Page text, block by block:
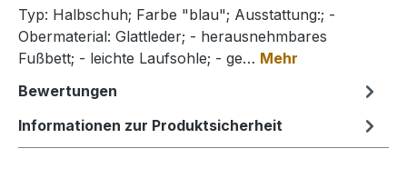
Typ: Halbschuh; Farbe "blau"; Ausstattung:; -
Obermaterial: Glattleder; - herausnehmbares
Fußbett; - leichte Laufsohle; - ge… Mehr
Bewertungen
Informationen zur Produktsicherheit